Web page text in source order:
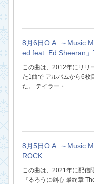
8月6日O.A. ～Music
ed feat. Ed Sheeran
この曲は、2012年にリリ
た1曲で アルバムから6枚
た。 テイラー・...
8月5日O.A. ～Music
ROCK
この曲は、2021年に配信
『るろうに剣心 最終章